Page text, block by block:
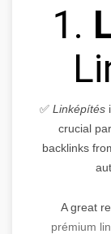
1.
✅ Linképítés
crucial
backlinks
A great
prémium